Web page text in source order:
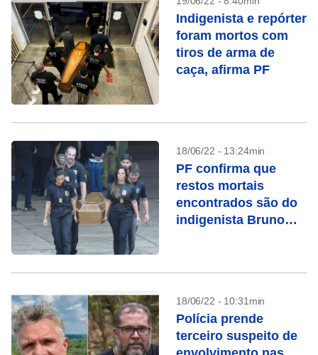
Indigenista e repórter
foram mortos com
tiros de arma de
caça, afirma PF
18/06/22 - 13:24min
PF confirma que
restos mortais
encontrados são do
indigenista Bruno
18/06/22 - 10:31min
Polícia prende
terceiro suspeito de